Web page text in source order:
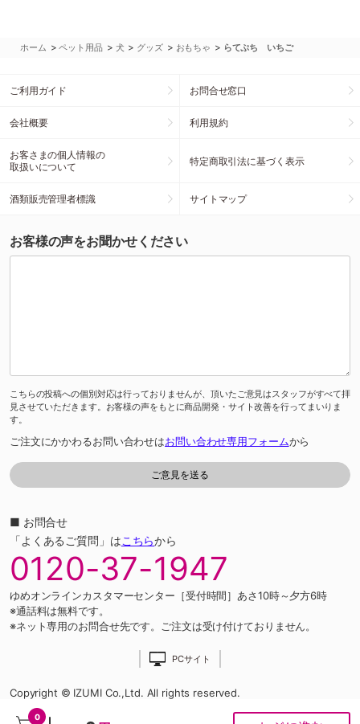
0
ホーム >ペット用品 > 犬 > グッズ > おもちゃ > らてぷち いちご
ご利用ガイド お問合せ窓口
会社概要 利用規約
お客さまの個人情報の
取扱いについて
特定商取引法に基づく表示
酒類販売管理者標識 サイトマップ
お客様の声をお聞かせください
こちらの投稿への個別対応は行っておりませんが、頂いたご意見はスタッフがすべて拝
見させていただきます。お客様の声をもとに商品開発・サイト改善を行ってまいりま
す。
ご注文にかかわるお問い合わせはお問い合わせ専用フォームから
■ お問合せ
「よくあるご質問」はこちらから
0120-37-1947
ゆめオンラインカスタマーセンター［受付時間］あさ10時～夕方6時
※通話料は無料です。
※ネット専用のお問合せ先です。ご注文は受け付けておりません。
PCサイト
Copyright © IZUMI Co.,Ltd. All rights reserved.